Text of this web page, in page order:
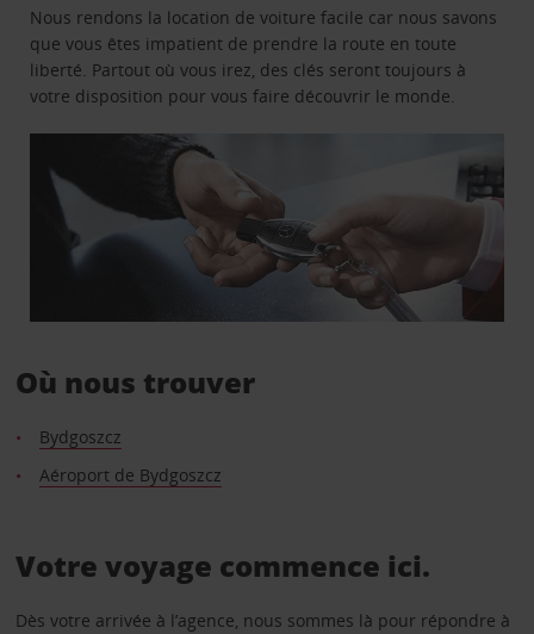
Nous rendons la location de voiture facile car nous savons
que vous êtes impatient de prendre la route en toute
liberté. Partout où vous irez, des clés seront toujours à
votre disposition pour vous faire découvrir le monde.
Où nous trouver
Bydgoszcz
Aéroport de Bydgoszcz
Votre voyage commence ici.
Dès votre arrivée à l’agence, nous sommes là pour répondre à